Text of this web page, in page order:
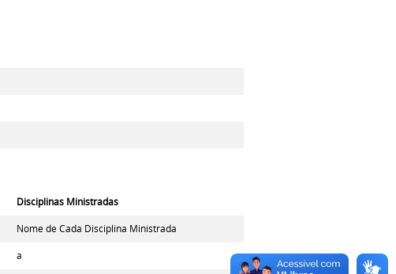
Disciplinas Ministradas
Nome de Cada Disciplina Ministrada
a